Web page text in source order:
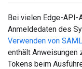
Bei vielen Edge-API-
Anmeldedaten des
Verwenden von
enthält Anweisungen
Tokens beim